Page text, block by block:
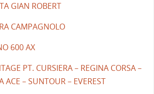
GIAN ROBERT
CAMPAGNOLO
600 AX
PT. CURSIERA – REGINA CORSA –
ACE – SUNTOUR – EVEREST